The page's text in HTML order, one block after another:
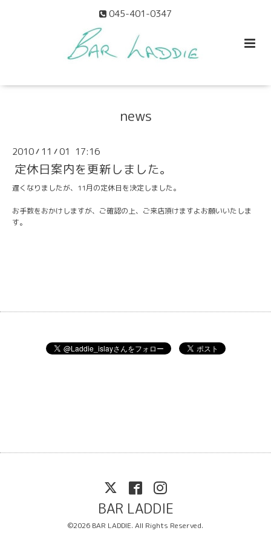
045-401-0347
news
2010/ 11 /01 17:16
定休日案内を更新しました。
遅くなりましたが、 11月の定休日を決定しました。
お手数をおかけしますが、ご確認の上、ご来店頂けますよお願いいたしま
す。
BAR LADDIE
©2026 BAR LADDIE. All Rights Reserved.